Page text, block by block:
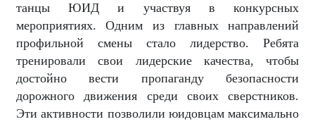
танцы ЮИД и участвуя в конкурсных
мероприятиях. Одним из главных направлений
профильной смены стало лидерство. Ребята
тренировали свои лидерские качества, чтобы
достойно вести пропаганду безопасности
дорожного движения среди своих сверстников.
Эти активности позволили юидовцам максимально